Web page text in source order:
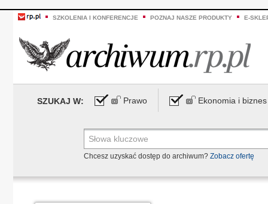
SZKOLENIA I KONFERENCJE POZNAJ NASZE PRODUKTY E-
SZUKAJ W: Prawo Ekonomia i biznes
Chcesz uzyskać dostęp do archiwum? Zobacz ofertę